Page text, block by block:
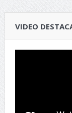
VIDEO